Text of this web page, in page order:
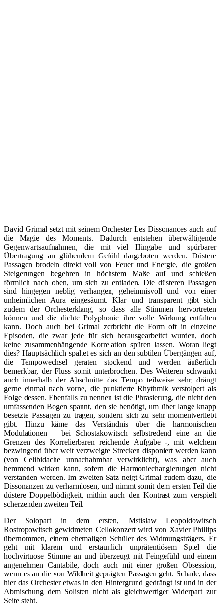
David Grimal setzt mit seinem Orchester Les Dissonances auch auf
die Magie des Moments. Dadurch entstehen überwältigende
Gegenwartsaufnahmen, die mit viel Hingabe und spürbarer
Übertragung an glühendem Gefühl dargeboten werden. Düstere
Passagen brodeln direkt voll von Feuer und Energie, die großen
Steigerungen begehren in höchstem Maße auf und schießen
förmlich nach oben, um sich zu entladen. Die düsteren Passagen
sind hingegen neblig verhangen, geheimnisvoll und von einer
unheimlichen Aura eingesäumt. Klar und transparent gibt sich
zudem der Orchesterklang, so dass alle Stimmen hervortreten
können und die dichte Polyphonie ihre volle Wirkung entfalten
kann. Doch auch bei Grimal zerbricht die Form oft in einzelne
Episoden, die zwar jede für sich herausgearbeitet wurden, doch
keine zusammenhängende Korrelation spüren lassen. Woran liegt
dies? Hauptsächlich spaltet es sich an den subtilen Übergängen auf,
die Tempowechsel geraten stockend und werden äußerlich
bemerkbar, der Fluss somit unterbrochen. Des Weiteren schwankt
auch innerhalb der Abschnitte das Tempo teilweise sehr, drängt
gerne einmal nach vorne, die punktierte Rhythmik verstolpert als
Folge dessen. Ebenfalls zu nennen ist die Phrasierung, die nicht den
umfassenden Bogen spannt, den sie benötigt, um über lange knapp
besetzte Passagen zu tragen, sondern sich zu sehr momentverliebt
gibt. Hinzu käme das Verständnis über die harmonischen
Modulationen – bei Schostakowitsch selbstredend eine an die
Grenzen des Korrelierbaren reichende Aufgabe -, mit welchem
bezwingend über weit verzweigte Strecken disponiert werden kann
(von Celibidache unnachahmbar verwirklicht), was aber auch
hemmend wirken kann, sofern die Harmoniechangierungen nicht
verstanden werden. Im zweiten Satz neigt Grimal zudem dazu, die
Dissonanzen zu verharmlosen, und nimmt somit dem ersten Teil die
düstere Doppelbödigkeit, mithin auch den Kontrast zum verspielt
scherzenden zweiten Teil.
Der Solopart in dem ersten, Mstislaw Leopoldowitsch
Rostropowitsch gewidmeten Cellokonzert wird von Xavier Phillips
übernommen, einem ehemaligen Schüler des Widmungsträgers. Er
geht mit klarem und erstaunlich unprätentiösem Spiel die
hochvirtuose Stimme an und überzeugt mit Feingefühl und einem
angenehmen Cantabile, doch auch mit einer großen Obsession,
wenn es an die von Wildheit geprägten Passagen geht. Schade, dass
hier das Orchester etwas in den Hintergrund gedrängt ist und in der
Abmischung dem Solisten nicht als gleichwertiger Widerpart zur
Seite steht.